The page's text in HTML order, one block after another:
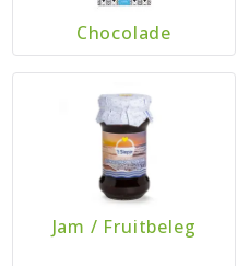
Chocolade
Jam / Fruitbeleg